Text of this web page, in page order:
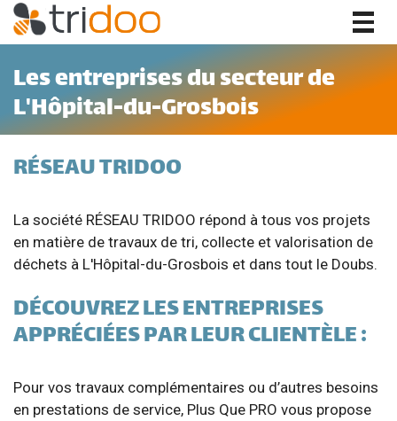
Les entreprises du secteur de
L'Hôpital-du-Grosbois
RÉSEAU TRIDOO
La société RÉSEAU TRIDOO répond à tous vos projets
en matière de travaux de tri, collecte et valorisation de
déchets à L'Hôpital-du-Grosbois et dans tout le Doubs.
DÉCOUVREZ LES ENTREPRISES
APPRÉCIÉES PAR LEUR CLIENTÈLE :
Pour vos travaux complémentaires ou d’autres besoins
en prestations de service, Plus Que PRO vous propose